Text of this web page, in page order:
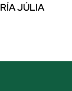
JÚLIA